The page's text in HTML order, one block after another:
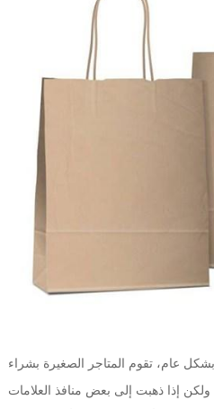
بشكل عام، تقوم المتاجر الصغيرة بشراء
ولكن إذا ذهبت إلى بعض منافذ العلامات